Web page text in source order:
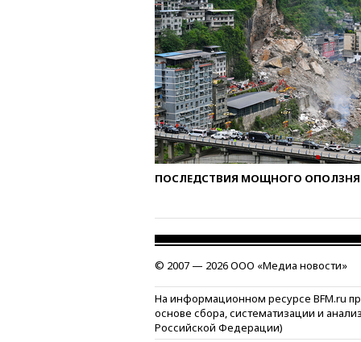
ПОСЛЕДСТВИЯ МОЩНОГО ОПОЛЗНЯ
© 2007 — 2026 ООО «Медиа новости»
На информационном ресурсе BFM.ru
основе сбора, систематизации и
Российской Федерации)